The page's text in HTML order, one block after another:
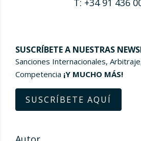
T: +34 91 436
SUSCRÍBETE A NUESTRAS
Sanciones Internacionales,
Competencia ¡Y MUCHO MÁS!
SUSCRÍBETE AQUÍ